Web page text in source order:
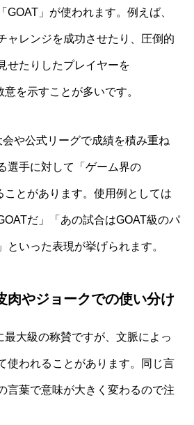
GOAT」が使われます。例えば、
ャレンジを成功させたり、圧倒的
せたりしたプレイヤーを
意を示すことが多いです。
や公式リーグで成績を積み重ね
選手に対して「ゲーム界の
ことがあります。使用例としては
だ」「あの試合はGOAT級のパ
といった表現が挙げられます。
肉やジョークでの使い分け
最大級の称賛ですが、文脈によっ
使われることがあります。同じ言
言葉で意味が大きく変わるので注